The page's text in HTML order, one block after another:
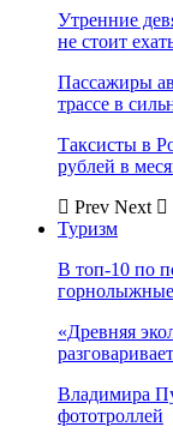
Утренние
не стоит
Пассажиры
трассе в
Таксисты в
рублей в
Prev Next
Туризм
В топ-10 по
«Древняя
Владимира
фототроллей